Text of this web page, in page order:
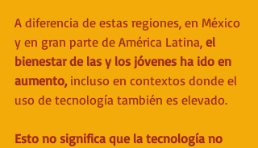
A diferencia de estas regiones, en México
y en gran parte de América Latina, el
bienestar de las y los jóvenes ha ido en
aumento, incluso en contextos donde el
uso de tecnología también es elevado.
Esto no significa que la tecnología no